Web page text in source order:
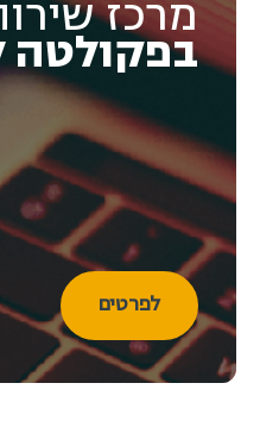
מרכז
בפקולטה
לפרטים